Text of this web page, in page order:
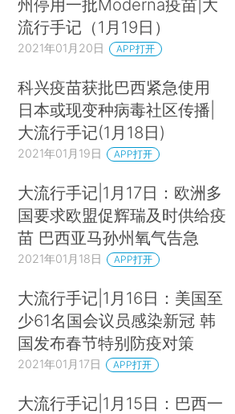
州停用一批Moderna疫苗|大
流行手记（1月19日）
2021年01月20日 APP打开
科兴疫苗获批巴西紧急使用
日本或现变种病毒社区传播|
大流行手记(1月18日)
2021年01月19日 APP打开
大流行手记|1月17日：欧洲多
国要求欧盟促辉瑞及时供给疫
苗 巴西亚马孙州氧气告急
2021年01月18日 APP打开
大流行手记|1月16日：美国至
少61名国会议员感染新冠 韩
国发布春节特别防疫对策
2021年01月17日 APP打开
大流行手记|1月15日：巴西一